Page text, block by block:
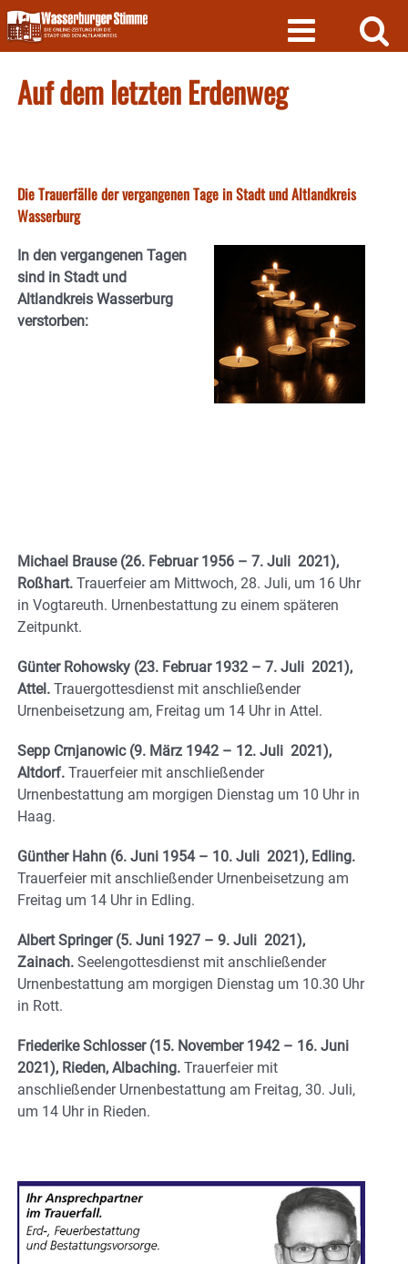
Skip
to
content
Auf dem letzten Erdenweg
Die Trauerfälle der vergangenen Tage in Stadt und Altlandkreis
Wasserburg
In den vergangenen Tagen
sind in Stadt und
Altlandkreis Wasserburg
verstorben:
Michael Brause (26. Februar 1956 – 7. Juli 2021),
Roßhart. Trauerfeier am Mittwoch, 28. Juli, um 16 Uhr
in Vogtareuth. Urnenbestattung zu einem späteren
Zeitpunkt.
Günter Rohowsky (23. Februar 1932 – 7. Juli 2021),
Attel. Trauergottesdienst mit anschließender
Urnenbeisetzung am, Freitag um 14 Uhr in Attel.
Sepp Crnjanowic (9. März 1942 – 12. Juli 2021),
Altdorf. Trauerfeier mit anschließender
Urnenbestattung am morgigen Dienstag um 10 Uhr in
Haag.
Günther Hahn (6. Juni 1954 – 10. Juli 2021), Edling.
Trauerfeier mit anschließender Urnenbeisetzung am
Freitag um 14 Uhr in Edling.
Albert Springer (5. Juni 1927 – 9. Juli 2021),
Zainach. Seelengottesdienst mit anschließender
Urnenbestattung am morgigen Dienstag um 10.30 Uhr
in Rott.
Friederike Schlosser (15. November 1942 – 16. Juni
2021), Rieden, Albaching. Trauerfeier mit
anschließender Urnenbestattung am Freitag, 30. Juli,
um 14 Uhr in Rieden.